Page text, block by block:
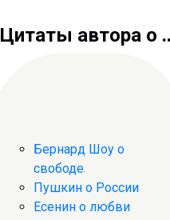
Цитаты автора о
Бернард Шоу о
свободе
Пушкин о России
Есенин о любви